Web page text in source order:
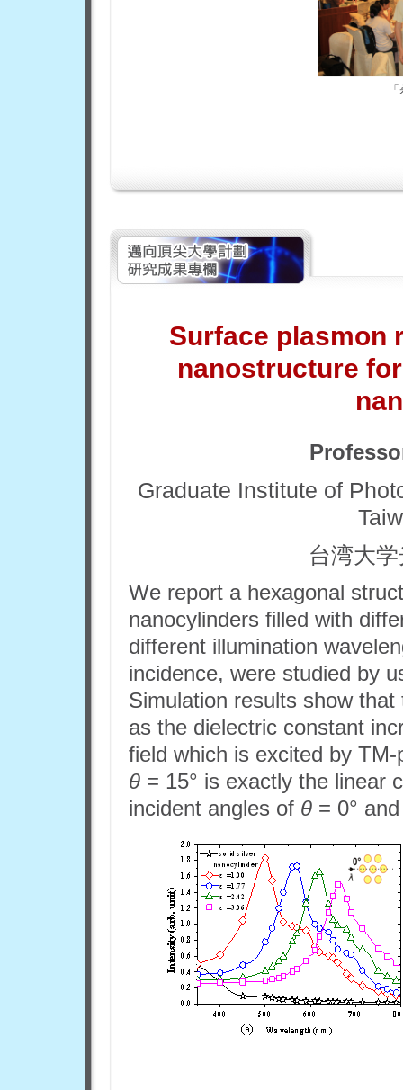
Surface plasmon
nanostructure
Graduate Institute of
台湾大
We report a hexagonal
nanocylinders filled with
different illumination
incidence, were studied by
Simulation results show
as the dielectric constant
field which is excited by
θ= 15° is exactly the linear
incident angles of θ= 0° and